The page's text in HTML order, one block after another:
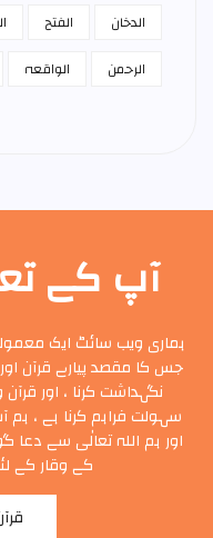
الدخان
الفتح
الرحمن
الواقعہ
آپ کے
ہماری ویب سائٹ ایک
جس کا مقصد پیارے قرآن
نگہداشت کرنا ، اور
سہولت فراہم کرنا ہے ،
اور ہم اللہ تعالٰی سے
کے وقار کے